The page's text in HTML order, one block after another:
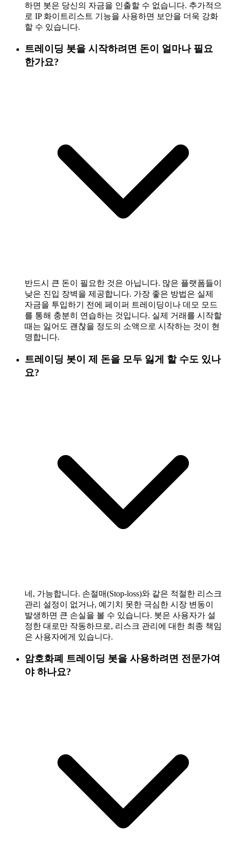
하면 봇은 당신의 자금을 인출할 수 없습니다. 추가적으
로 IP 화이트리스트 기능을 사용하면 보안을 더욱 강화
할 수 있습니다.
트레이딩 봇을 시작하려면 돈이 얼마나 필요
한가요?
반드시 큰 돈이 필요한 것은 아닙니다. 많은 플랫폼들이
낮은 진입 장벽을 제공합니다. 가장 좋은 방법은 실제
자금을 투입하기 전에 페이퍼 트레이딩이나 데모 모드
를 통해 충분히 연습하는 것입니다. 실제 거래를 시작할
때는 잃어도 괜찮을 정도의 소액으로 시작하는 것이 현
명합니다.
트레이딩 봇이 제 돈을 모두 잃게 할 수도 있나
요?
네, 가능합니다. 손절매(Stop-loss)와 같은 적절한 리스크
관리 설정이 없거나, 예기치 못한 극심한 시장 변동이
발생하면 큰 손실을 볼 수 있습니다. 봇은 사용자가 설
정한 대로만 작동하므로, 리스크 관리에 대한 최종 책임
은 사용자에게 있습니다.
암호화폐 트레이딩 봇을 사용하려면 전문가여
야 하나요?